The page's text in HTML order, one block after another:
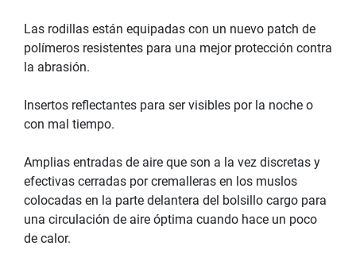
Las rodillas están equipadas con un nuevo patch de
polímeros resistentes para una mejor protección contra
la abrasión.
Insertos reflectantes para ser visibles por la noche o
con mal tiempo.
Amplias entradas de aire que son a la vez discretas y
efectivas cerradas por cremalleras en los muslos
colocadas en la parte delantera del bolsillo cargo para
una circulación de aire óptima cuando hace un poco
de calor.